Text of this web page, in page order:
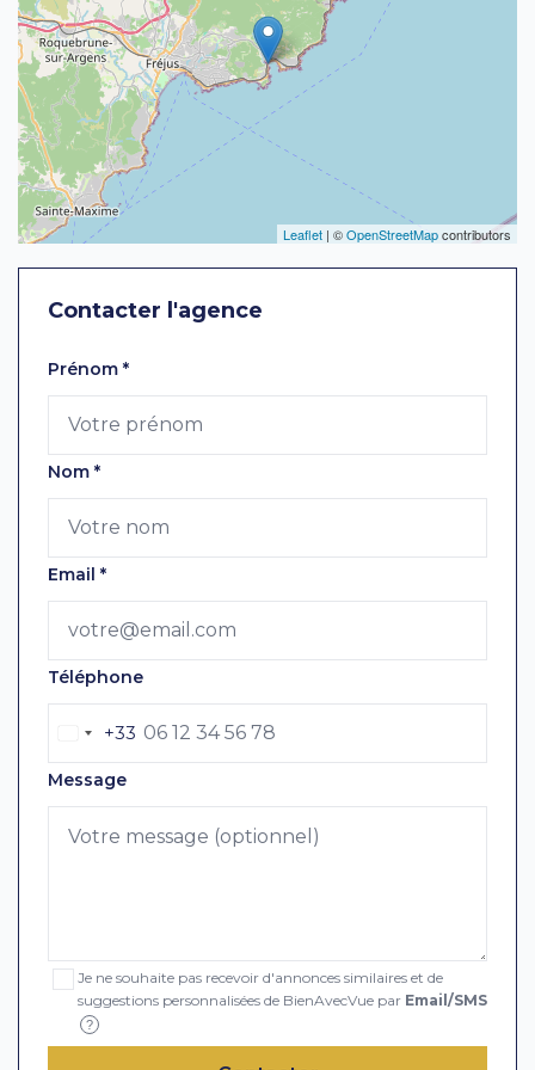
Leaflet | ©OpenStreetMapcontributors
Contacter l'agence
Laissez ce champ vide
Prénom *
Nom *
Email *
Téléphone
+33
Message
Je ne souhaite pas recevoir d'annonces similaires et de
suggestions personnalisées de BienAvecVue par Email/SMS
?